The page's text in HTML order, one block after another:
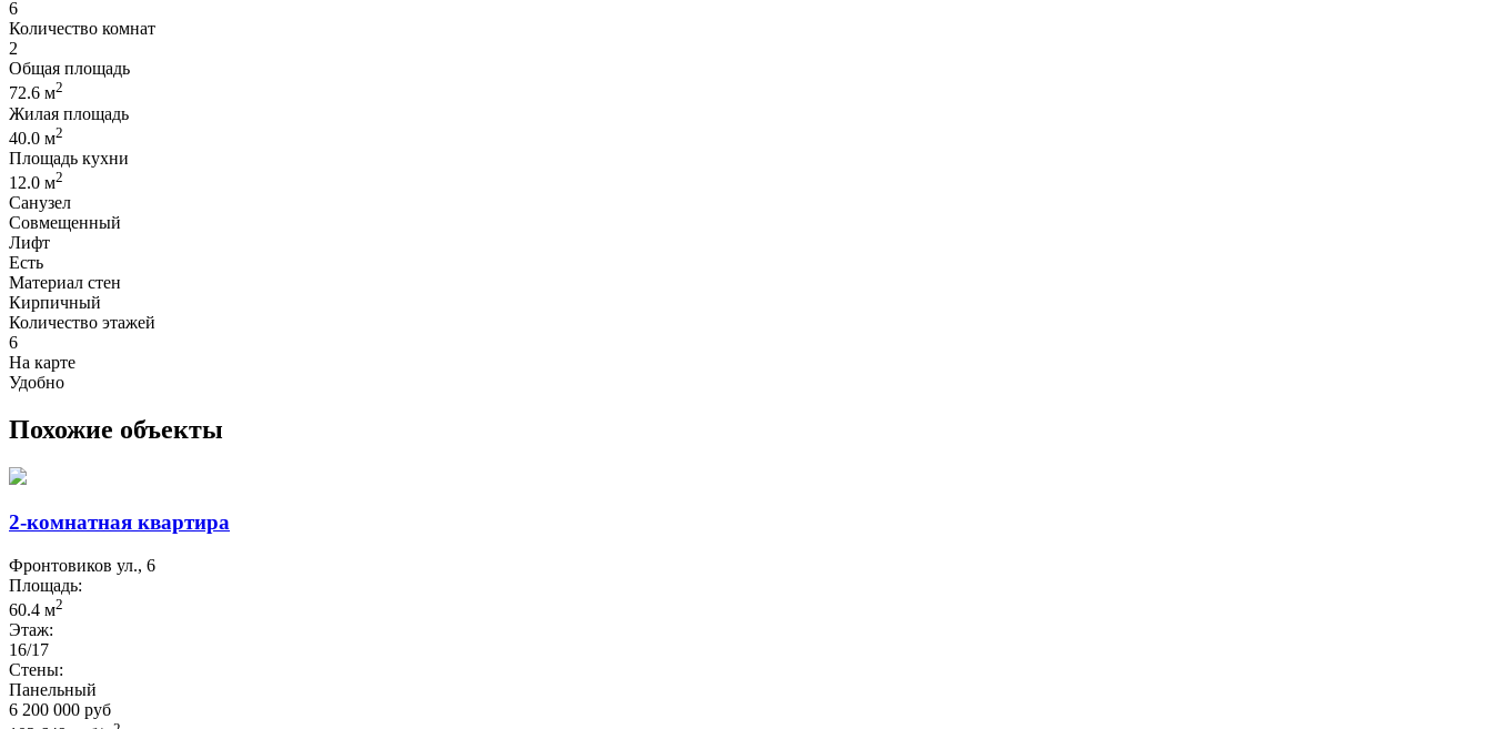
6
Количество комнат
2
Общая площадь
72.6 м2
Жилая площадь
40.0 м2
Площадь кухни
12.0 м2
Санузел
Совмещенный
Лифт
Есть
Материал стен
Кирпичный
Количество этажей
6
На карте
Удобно
Похожие объекты
2-комнатная квартира
Фронтовиков ул., 6
Площадь:
60.4 м2
Этаж:
16/17
Стены:
Панельный
6 200 000 руб